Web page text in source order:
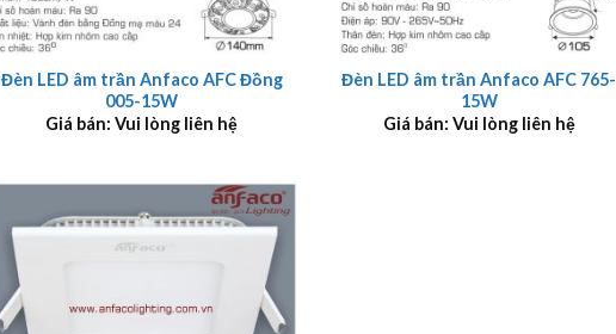
+
Đèn LED âm trần Anfaco AFC Đồng
005-15W
Giá bán: Vui lòng liên hệ
+
Đèn LED âm trần Anfaco AFC 765-
15W
Giá bán: Vui lòng liên hệ